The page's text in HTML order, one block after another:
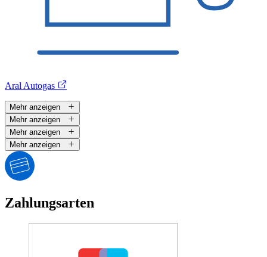
Aral Autogas
Mehr anzeigen
Mehr anzeigen
Mehr anzeigen
Mehr anzeigen
Zahlungsarten